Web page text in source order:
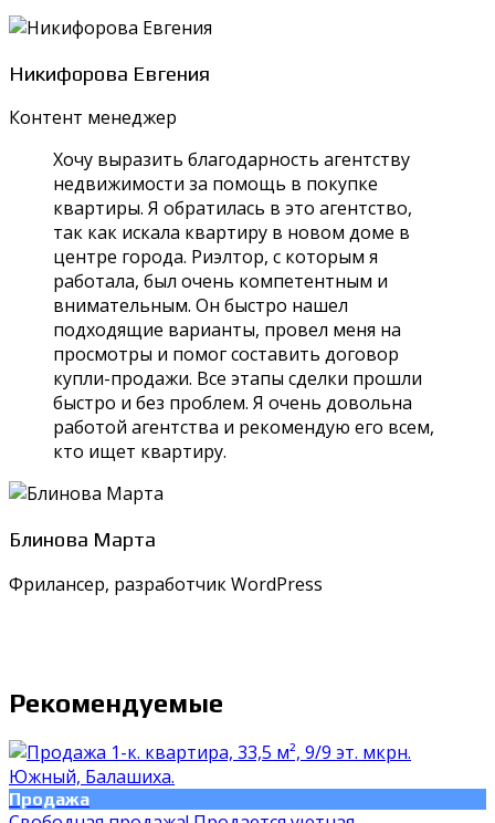
Никифорова Евгения
Контент менеджер
Хочу выразить благодарность агентству
недвижимости за помощь в покупке
квартиры. Я обратилась в это агентство,
так как искала квартиру в новом доме в
центре города. Риэлтор, с которым я
работала, был очень компетентным и
внимательным. Он быстро нашел
подходящие варианты, провел меня на
просмотры и помог составить договор
купли-продажи. Все этапы сделки прошли
быстро и без проблем. Я очень довольна
работой агентства и рекомендую его всем,
кто ищет квартиру.
Блинова Марта
Фрилансер, разработчик WordPress
Рекомендуемые
Продажа